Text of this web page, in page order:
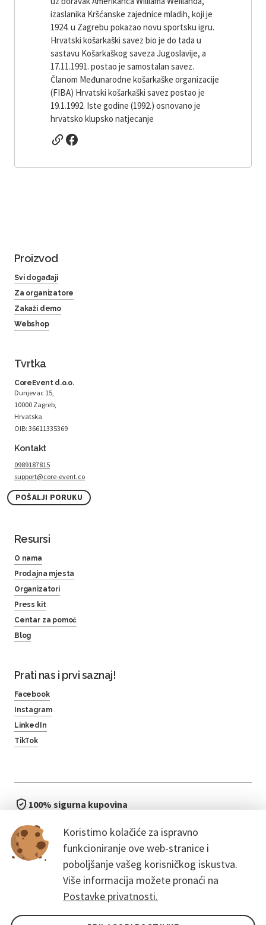
izaslanika Kršćanske zajednice mladih, koji je
1924. u Zagrebu pokazao novu sportsku igru.
Hrvatski košarkaški savez bio je do tada u
sastavu Košarkaškog saveza Jugoslavije, a
17.11.1991. postao je samostalan savez.
Članom Međunarodne košarkaške organizacije
(FIBA) Hrvatski košarkaški savez postao je
19.1.1992. Iste godine (1992.) osnovano je
hrvatsko klupsko natjecanje
Koristimo kolačiće za ispravno
funkcioniranje ove web-stranice i
poboljšanje vašeg korisničkog iskustva.
Više informacija možete pronaći na
Postavke privatnosti.
Proizvod
Svi događaji
Za organizatore
Zakaži demo
Webshop
Tvrtka
CoreEvent d.o.o.
Dunjevac 15,
10000 Zagreb,
Hrvatska
OIB: 36611335369
Kontakt
0989187815
support@core-event.co
POŠALJI PORUKU
Resursi
O nama
Prodajna mjesta
Organizatori
Press kit
Centar za pomoć
Blog
Prati nas i prvi saznaj!
Facebook
Instagram
LinkedIn
TikTok
100% sigurna kupovina
bez čekanja u redu